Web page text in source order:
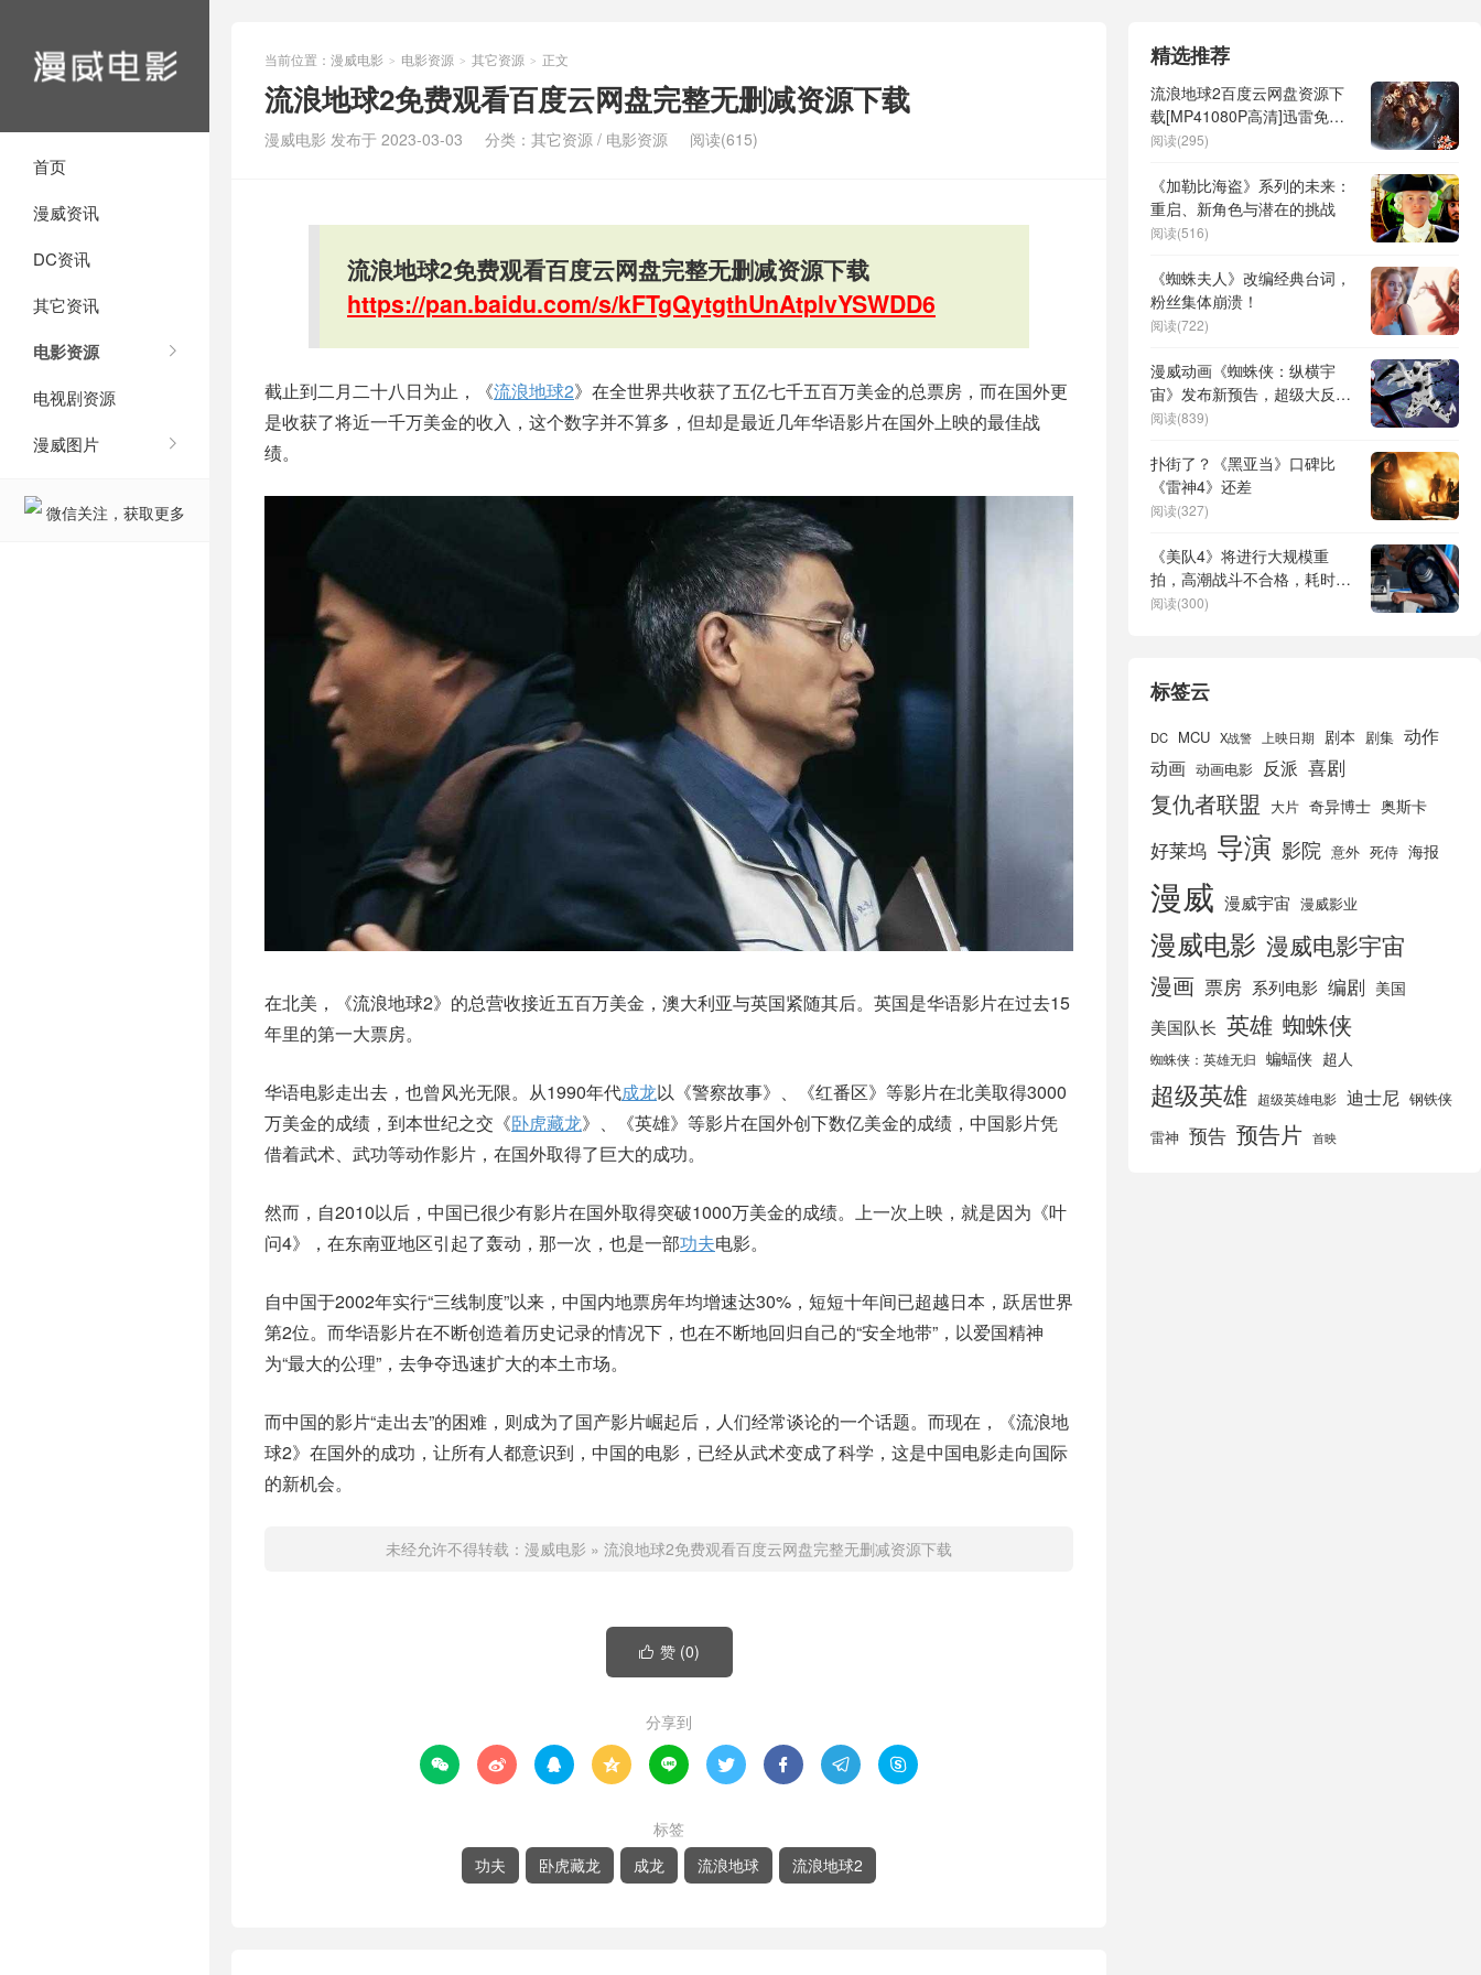
首页
漫威资讯
DC资讯
其它资讯
电影资源
电视剧资源
漫威图片
微信关注，获取更多
当前位置： 漫威电影 > 电影资源 > 其它资源 > 正文
流浪地球2免费观看百度云网盘完整无删减资源下载
漫威电影 发布于 2023-03-03 分类： 其它资源 / 电影资源 阅读(615)
流浪地球2免费观看百度云网盘完整无删减资源下载
https://pan.baidu.com/s/kFTgQytgthUnAtplvYSWDD6
截止到二月二十八日为止，《流浪地球2》在全世界共收获了五亿七千五百万美金的总票房，而在国外更
是收获了将近一千万美金的收入，这个数字并不算多，但却是最近几年华语影片在国外上映的最佳战
绩。
在北美，《流浪地球2》的总营收接近五百万美金，澳大利亚与英国紧随其后。英国是华语影片在过去15
年里的第一大票房。
华语电影走出去，也曾风光无限。从1990年代成龙以《警察故事》、《红番区》等影片在北美取得3000
万美金的成绩，到本世纪之交《卧虎藏龙》、《英雄》等影片在国外创下数亿美金的成绩，中国影片凭
借着武术、武功等动作影片，在国外取得了巨大的成功。
然而，自2010以后，中国已很少有影片在国外取得突破1000万美金的成绩。上一次上映，就是因为《叶
问4》，在东南亚地区引起了轰动，那一次，也是一部功夫电影。
自中国于2002年实行“三线制度”以来，中国内地票房年均增速达30%，短短十年间已超越日本，跃居世界
第2位。而华语影片在不断创造着历史记录的情况下，也在不断地回归自己的“安全地带”，以爱国精神
为“最大的公理”，去争夺迅速扩大的本土市场。
而中国的影片“走出去”的困难，则成为了国产影片崛起后，人们经常谈论的一个话题。而现在，《流浪地
球2》在国外的成功，让所有人都意识到，中国的电影，已经从武术变成了科学，这是中国电影走向国际
的新机会。
未经允许不得转载： 漫威电影 » 流浪地球2免费观看百度云网盘完整无删减资源下载
 赞 (0)
分享到
        
标签
功夫
卧虎藏龙 成龙 流浪地球 流浪地球2
精选推荐
流浪地球2百度云网盘资源下
载[MP41080P高清]迅雷免费
资源
阅读(295)
《加勒比海盗》系列的未来：
重启、新角色与潜在的挑战
阅读(516)
《蜘蛛夫人》改编经典台词，
粉丝集体崩溃！
阅读(722)
漫威动画《蜘蛛侠：纵横宇
宙》发布新预告，超级大反
派“斑点”亮相！
阅读(839)
扑街了？《黑亚当》口碑比
《雷神4》还差
阅读(327)
《美队4》将进行大规模重
拍，高潮战斗不合格，耗时三
月
阅读(300)
标签云
DC MCU X战警 上映日期 剧本 剧集 动作
动画 动画电影 反派 喜剧
复仇者联盟 大片 奇异博士 奥斯卡
好莱坞 导演 影院 意外 死侍 海报
漫威 漫威宇宙 漫威影业
漫威电影 漫威电影宇宙
漫画 票房 系列电影 编剧 美国
美国队长 英雄 蜘蛛侠
蜘蛛侠：英雄无归 蝙蝠侠 超人
超级英雄 超级英雄电影 迪士尼 钢铁侠
雷神 预告 预告片 首映